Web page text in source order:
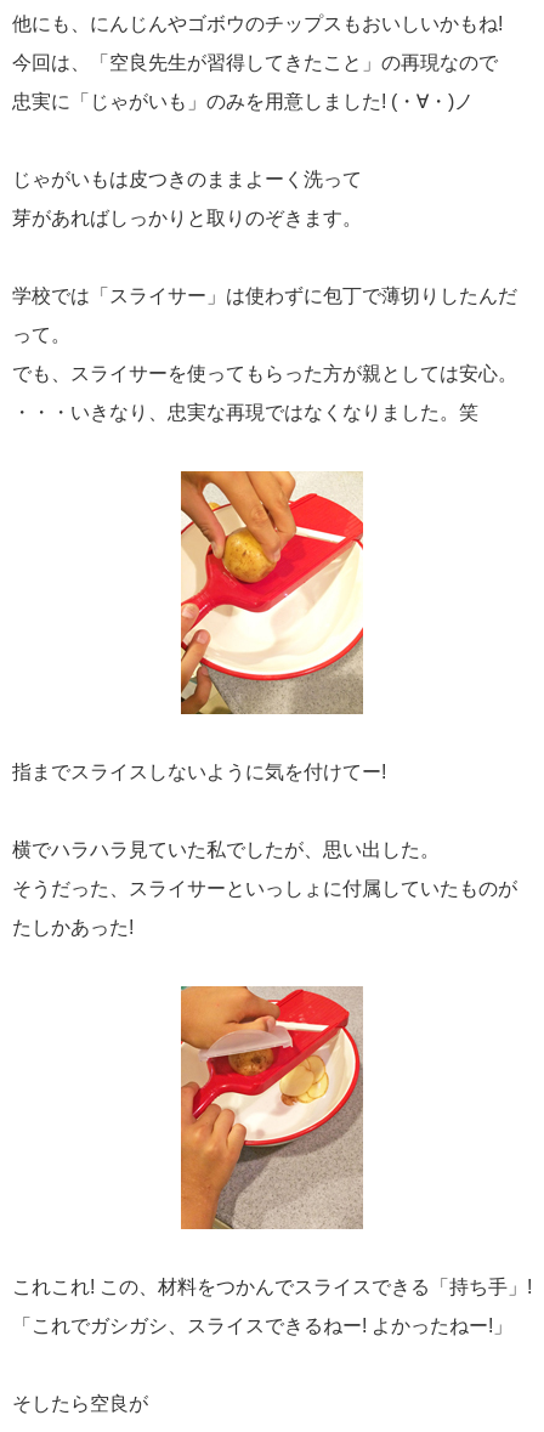
他にも、にんじんやゴボウのチップスもおいしいかもね!
今回は、「空良先生が習得してきたこと」の再現なので
忠実に「じゃがいも」のみを用意しました! (・∀・)ノ
じゃがいもは皮つきのままよーく洗って
芽があればしっかりと取りのぞきます。
学校では「スライサー」は使わずに包丁で薄切りしたんだ
って。
でも、スライサーを使ってもらった方が親としては安心。
・・・いきなり、忠実な再現ではなくなりました。笑
指までスライスしないように気を付けてー!
横でハラハラ見ていた私でしたが、思い出した。
そうだった、スライサーといっしょに付属していたものが
たしかあった!
これこれ! この、材料をつかんでスライスできる「持ち手」!
「これでガシガシ、スライスできるねー! よかったねー!」
そしたら空良が